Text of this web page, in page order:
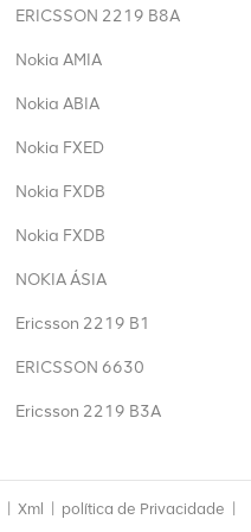
ERICSSON 2219 B8A
Nokia AMIA
Nokia ABIA
Nokia FXED
Nokia FXDB
Nokia FXDB
NOKIA ÁSIA
Ericsson 2219 B1
ERICSSON 6630
Ericsson 2219 B3A
Xml política de Privacidade